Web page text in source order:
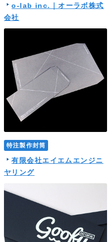
o-lab inc.｜オーラボ株式
会社
特注製作封筒
有限会社エイエムエンジニ
ヤリング